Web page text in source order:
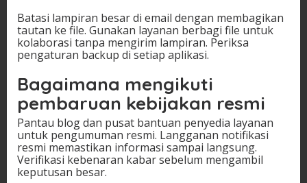
Batasi lampiran besar di email dengan membagikan
tautan ke file. Gunakan layanan berbagi file untuk
kolaborasi tanpa mengirim lampiran. Periksa
pengaturan backup di setiap aplikasi.
Bagaimana mengikuti
pembaruan kebijakan resmi
Pantau blog dan pusat bantuan penyedia layanan
untuk pengumuman resmi. Langganan notifikasi
resmi memastikan informasi sampai langsung.
Verifikasi kebenaran kabar sebelum mengambil
keputusan besar.